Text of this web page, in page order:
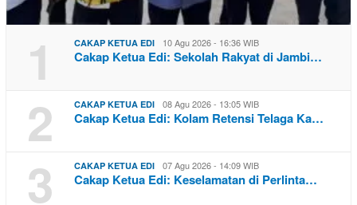
1 CAKAP KETUA EDI 10 Agu 2026 - 16:36 WIB
Cakap Ketua Edi: Sekolah Rakyat di Jambi…
2 CAKAP KETUA EDI 08 Agu 2026 - 13:05 WIB
Cakap Ketua Edi: Kolam Retensi Telaga Ka…
3 CAKAP KETUA EDI 07 Agu 2026 - 14:09 WIB
Cakap Ketua Edi: Keselamatan di Perlinta…